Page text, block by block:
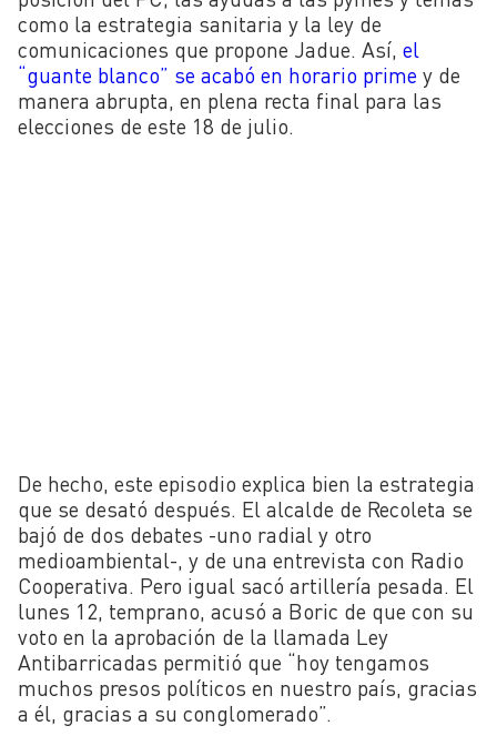
como la estrategia sanitaria y la ley de
comunicaciones que propone Jadue. Así, el
“guante blanco” se acabó en horario prime y de
manera abrupta, en plena recta final para las
elecciones de este 18 de julio.
De hecho, este episodio explica bien la estrategia
que se desató después. El alcalde de Recoleta se
bajó de dos debates -uno radial y otro
medioambiental-, y de una entrevista con Radio
Cooperativa. Pero igual sacó artillería pesada. El
lunes 12, temprano, acusó a Boric de que con su
voto en la aprobación de la llamada Ley
Antibarricadas permitió que “hoy tengamos
muchos presos políticos en nuestro país, gracias
a él, gracias a su conglomerado”.